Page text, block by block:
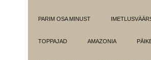
PARIM OSA MINUST
TOPPAJAD AMAZONIA